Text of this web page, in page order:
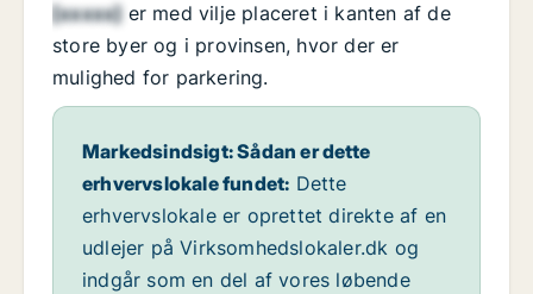
[xxxxx]er med vilje placeret i kanten af de
store byer og i provinsen, hvor der er
mulighed for parkering.
Markedsindsigt: Sådan er dette
erhvervslokale fundet: Dette
erhvervslokale er oprettet direkte af en
udlejer på Virksomhedslokaler.dk og
indgår som en del af vores løbende